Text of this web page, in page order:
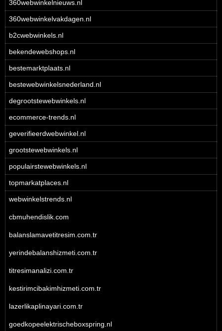
360webwinkelnieuws.nl
360webwinkelvakdagen.nl
b2cwebwinkels.nl
bekendewebshops.nl
bestemarktplaats.nl
bestewebwinkelsnederland.nl
degrootstewebwinkels.nl
ecommerce-trends.nl
geverifieerdwebwinkel.nl
grootstewebwinkels.nl
populairstewebwinkels.nl
topmarkatplaces.nl
webwinkelstrends.nl
cbmuhendislik.com
balanslamavetitresim.com.tr
yerindebalanshizmeti.com.tr
titresimanalizi.com.tr
kestirimcibakimhizmeti.com.tr
lazerlikaplinayari.com.tr
goedkopeelektrischeboxspring.nl